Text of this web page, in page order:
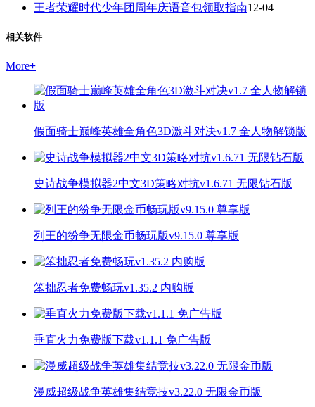
王者荣耀时代少年团周年庆语音包领取指南12-04
相关软件
More+
假面骑士巅峰英雄全角色3D激斗对决v1.7 全人物解锁版
史诗战争模拟器2中文3D策略对抗v1.6.71 无限钻石版
列王的纷争无限金币畅玩版v9.15.0 尊享版
笨拙忍者免费畅玩v1.35.2 内购版
垂直火力免费版下载v1.1.1 免广告版
漫威超级战争英雄集结竞技v3.22.0 无限金币版